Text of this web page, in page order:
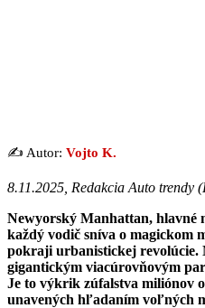
✍️ Autor: Vojto K.
8.11.2025, Redakcia Auto trendy (
Newyorský Manhattan, hlavné
každý vodič sníva o magickom
pokraji urbanistickej
gigantickým viacúrovňovým
Je to výkrik zúfalstva miliónov
unavených hľadaním voľných